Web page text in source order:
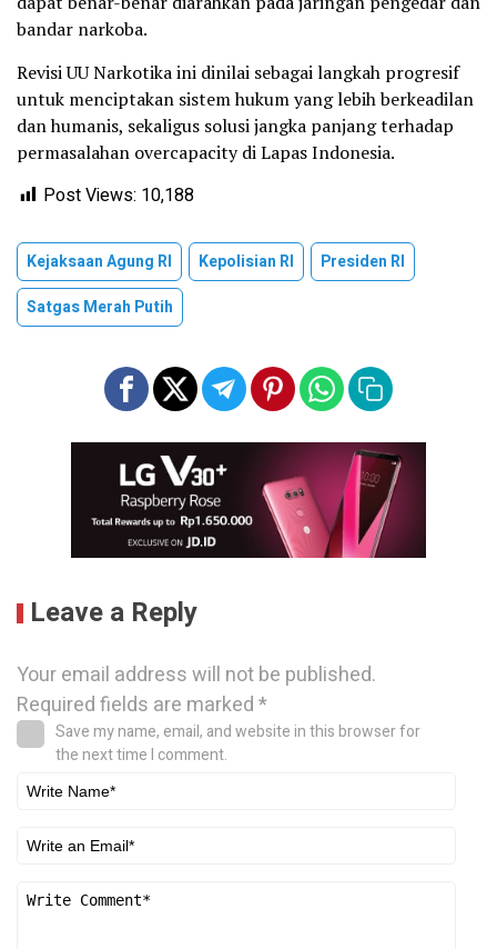
bandar narkoba.
Revisi UU Narkotika ini dinilai sebagai langkah progresif
untuk menciptakan sistem hukum yang lebih berkeadilan
dan humanis, sekaligus solusi jangka panjang terhadap
permasalahan overcapacity di Lapas Indonesia.
Post Views: 10,188
Kejaksaan Agung RI Kepolisian RI
Presiden RI
Satgas Merah Putih
Leave a Reply
Your email address will not be published.
Required fields are marked*
Save my name, email, and website in this browser for
the next time I comment.